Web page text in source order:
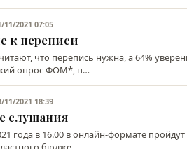
11/2021 07:05
к переписи
что перепись нужна, а 64%
опрос ФОМ*, п…
11/2021 18:39
слушания
года в 16.00 в онлайн-формате